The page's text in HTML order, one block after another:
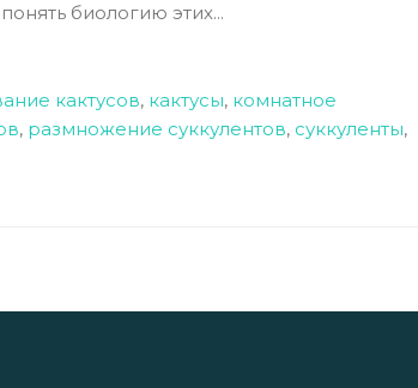
биологию этих...
кактусов, кактусы, комнатное
, размножение суккулентов, суккуленты,